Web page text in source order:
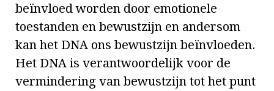
beïnvloed worden door emotionele
toestanden en bewustzijn en andersom
kan het DNA ons bewustzijn beïnvloeden.
Het DNA is verantwoordelijk voor de
vermindering van bewustzijn tot het punt